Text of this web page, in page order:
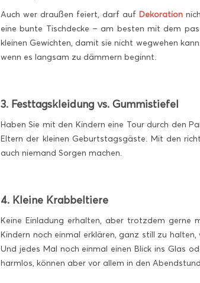
Auch wer draußen feiert, darf auf Dekoration
eine bunte Tischdecke – am besten mit dem
kleinen Gewichten, damit sie nicht wegwehen
wenn es langsam zu dämmern beginnt.
3. Festtagskleidung vs. Gummistiefel
Haben Sie mit den Kindern eine Tour durch den
Eltern der kleinen Geburtstagsgäste. Mit den
auch niemand Sorgen machen.
4. Kleine Krabbeltiere
Keine Einladung erhalten, aber trotzdem gerne
Kindern noch einmal erklären, ganz still zu
Und jedes Mal noch einmal einen Blick ins Glas
harmlos, können aber vor allem in den